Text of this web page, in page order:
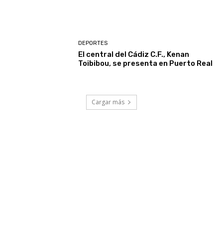
DEPORTES
El central del Cádiz C.F., Kenan
Toibibou, se presenta en Puerto Real
Cargar más